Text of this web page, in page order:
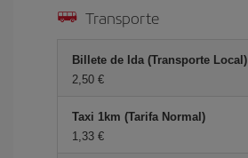
Transporte
Billete de Ida (Transporte Local)
2,50 €
Taxi 1km (Tarifa Normal)
1,33 €